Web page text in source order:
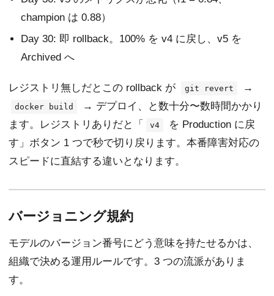
champion は 0.88）
Day 30: 即 rollback。100% を v4 に戻し、v5 を
Archived へ
レジストリ無しだとこの rollback が git revert →
docker build
→ デプロイ、と数十分〜数時間かかり
ます。レジストリありだと「
v4
を Production に戻
す」ボタン 1 つで秒で切り戻ります。本番障害対応の
スピードに直結する違いとなります。
バージョニング規約
モデルのバージョン番号にどう意味を持たせるかは、
組織で決める運用ルールです。3 つの流派がありま
す。